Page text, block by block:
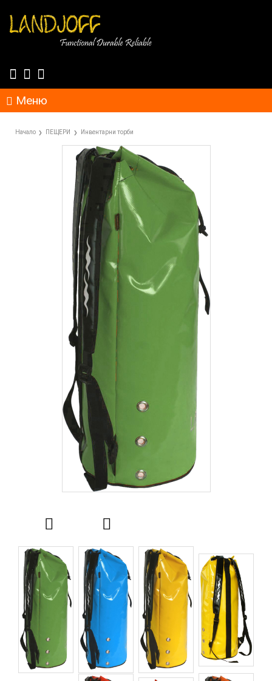
Меню
Начало ПЕЩЕРИ Инвентарни торби